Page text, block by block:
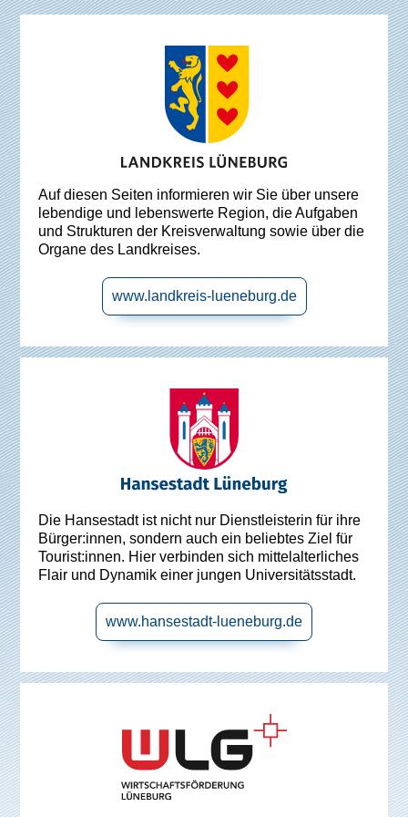
Auf diesen Seiten informieren wir Sie über unsere
lebendige und lebenswerte Region, die Aufgaben
und Strukturen der Kreisverwaltung sowie über die
Organe des Landkreises.
www.landkreis-lueneburg.de
Die Hansestadt ist nicht nur Dienstleisterin für ihre
Bürger:innen, sondern auch ein beliebtes Ziel für
Tourist:innen. Hier verbinden sich mittelalterliches
Flair und Dynamik einer jungen Universitätsstadt.
www.hansestadt-lueneburg.de